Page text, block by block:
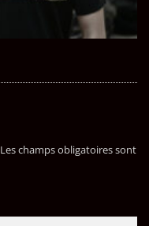
Les champs obligatoires sont